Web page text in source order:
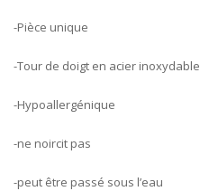
-Pièce unique
-Tour de doigt en acier inoxydable
-Hypoallergénique
-ne noircit pas
-peut être passé sous l’eau